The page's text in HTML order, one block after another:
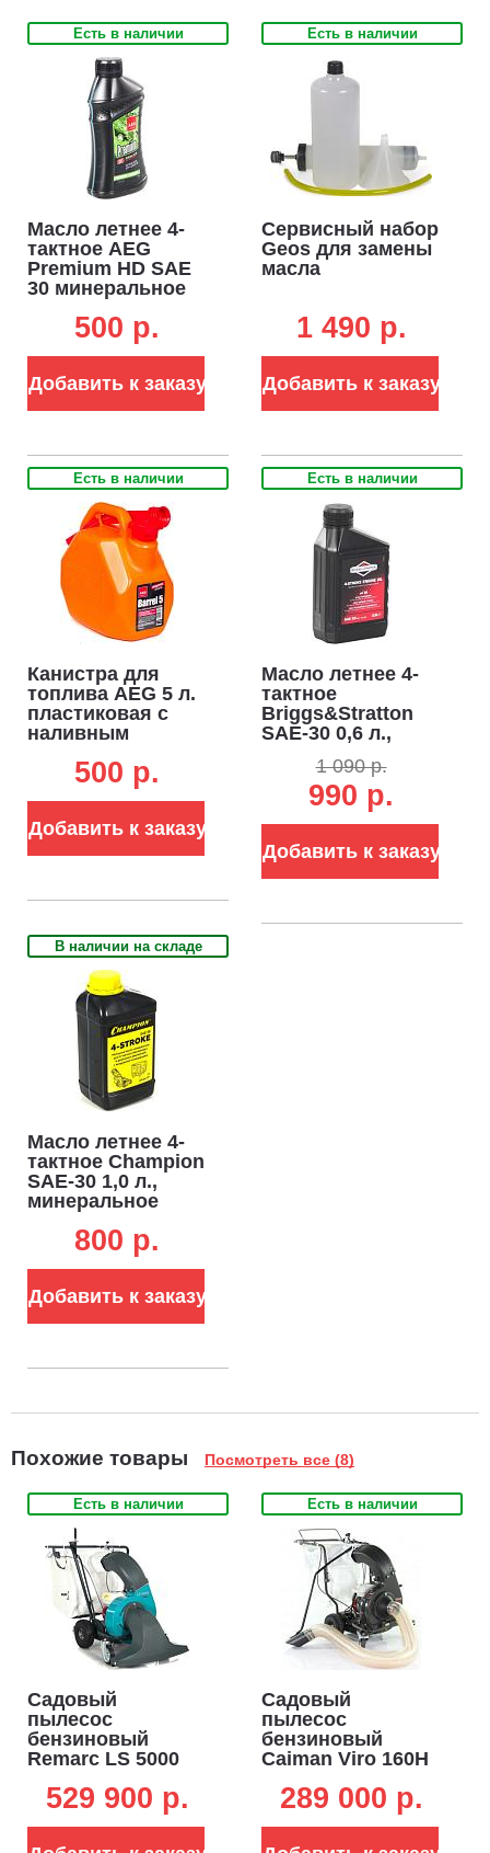
Есть в наличии
Масло летнее 4-
тактное AEG
Premium HD SAE
30 минеральное
500 p.
Добавить к заказу
Есть в наличии
Сервисный набор
Geos для замены
масла
1 490 p.
Добавить к заказу
Есть в наличии
Канистра для
топлива AEG 5 л.
пластиковая с
наливным
500 p.
Добавить к заказу
Есть в наличии
Масло летнее 4-
тактное
Briggs&Stratton
SAE-30 0,6 л.,
1 090 р.
990 р.
Добавить к заказу
В наличии на складе
Масло летнее 4-
тактное Champion
SAE-30 1,0 л.,
минеральное
800 p.
Добавить к заказу
Похожие товары Посмотреть все (8)
Есть в наличии
Садовый
пылесос
бензиновый
Remarc LS 5000
(GER, Honda
529 900 p.
Есть в наличии
Садовый
пылесос
бензиновый
Caiman Viro 160H
(RUS, Honda
GX160, 163 см3, 80
289 000 p.